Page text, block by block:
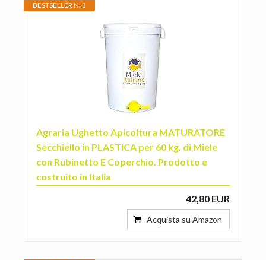
BESTSELLER N. 3
Agraria Ughetto Apicoltura MATURATORE
Secchiello in PLASTICA per 60 kg. di Miele
con Rubinetto E Coperchio. Prodotto e
costruito in Italia
42,80 EUR
Acquista su Amazon